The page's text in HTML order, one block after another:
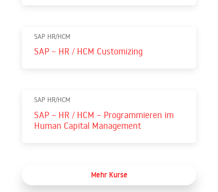
SAP HR/HCM
SAP – HR / HCM Customizing
SAP HR/HCM
SAP – HR / HCM – Programmieren im
Human Capital Management
Mehr Kurse